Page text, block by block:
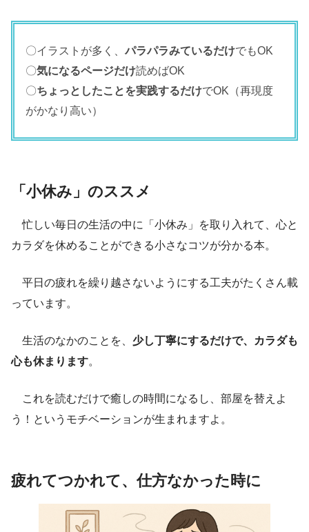
〇イラストが多く、 パラパラみているだけでもOK
〇気になるページだけ読めばOK
〇ちょっとしたことを実践するだけでOK（再現度
がかなり高い）
「小休み」のススメ
忙しい毎日の生活の中に「小休み」を取り入れて、心と
カラダを休めることができる小さなコツが分かる本。
平日の疲れを繰り越さないようにする工夫がたくさん載
っています。
生活のなかのことを、 少し丁寧にするだけで、カラダも
心も休まります。
これを読むだけで癒しの時間になるし、部屋を替えよ
う！というモチベーションが生まれますよ。
疲れてつかれて、仕方なかった時に